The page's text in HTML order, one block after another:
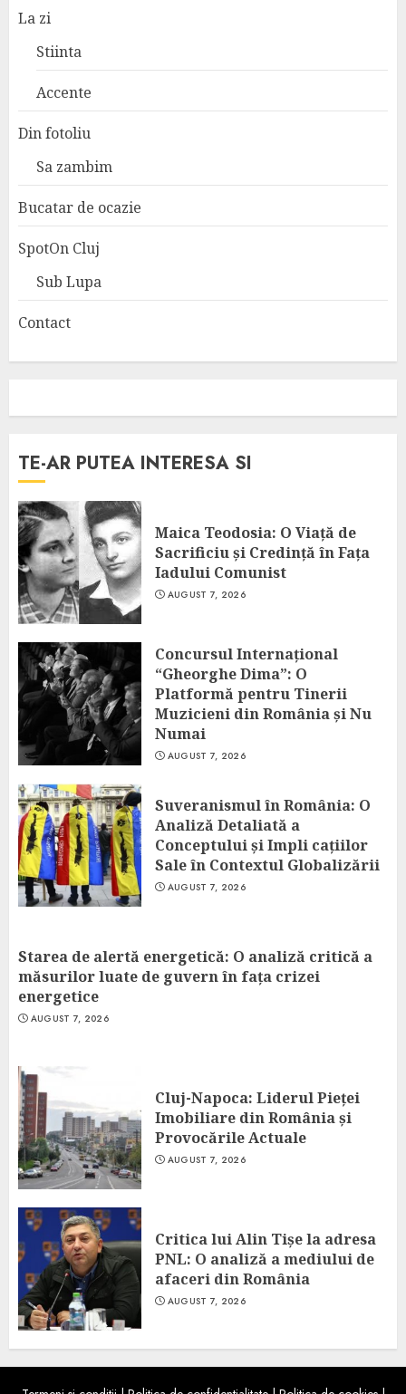
La zi
Stiinta
Accente
Din fotoliu
Sa zambim
Bucatar de ocazie
SpotOn Cluj
Sub Lupa
Contact
TE-AR PUTEA INTERESA SI
Maica Teodosia: O Viață de
Sacrificiu și Credință în Fața
Iadului Comunist
AUGUST 7, 2026
Concursul Internațional
“Gheorghe Dima”: O
Platformă pentru Tinerii
Muzicieni din România și Nu
Numai
AUGUST 7, 2026
Suveranismul în România: O
Analiză Detaliată a
Conceptului și Impli cațiilor
Sale în Contextul Globalizării
AUGUST 7, 2026
Starea de alertă energetică: O analiză critică a
măsurilor luate de guvern în fața crizei
energetice
AUGUST 7, 2026
Cluj-Napoca: Liderul Pieței
Imobiliare din România și
Provocările Actuale
AUGUST 7, 2026
Critica lui Alin Tișe la adresa
PNL: O analiză a mediului de
afaceri din România
AUGUST 7, 2026